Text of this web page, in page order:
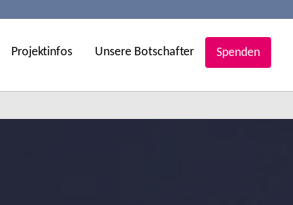
Projektinfos Unsere Botschafter Spenden